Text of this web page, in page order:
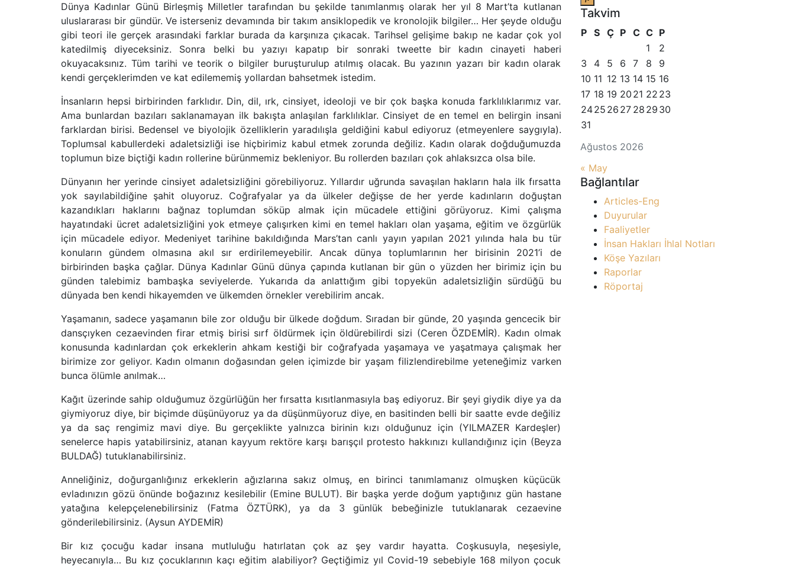
Dünya Kadınlar Günü Birleşmiş Milletler tarafından bu şekilde tanımlanmış olarak her yıl 8 Mart’ta kutlanan
uluslararası bir gündür. Ve isterseniz devamında bir takım ansiklopedik ve kronolojik bilgiler… Her şeyde olduğu
gibi teori ile gerçek arasındaki farklar burada da karşınıza çıkacak. Tarihsel gelişime bakıp ne kadar çok yol
katedilmiş diyeceksiniz. Sonra belki bu yazıyı kapatıp bir sonraki tweette bir kadın cinayeti haberi
okuyacaksınız. Tüm tarihi ve teorik o bilgiler buruşturulup atılmış olacak. Bu yazının yazarı bir kadın olarak
kendi gerçeklerimden ve kat edilememiş yollardan bahsetmek istedim.
İnsanların hepsi birbirinden farklıdır. Din, dil, ırk, cinsiyet, ideoloji ve bir çok başka konuda farklılıklarımız var.
Ama bunlardan bazıları saklanamayan ilk bakışta anlaşılan farklılıklar. Cinsiyet de en temel en belirgin insani
farklardan birisi. Bedensel ve biyolojik özelliklerin yaradılışla geldiğini kabul ediyoruz (etmeyenlere saygıyla).
Toplumsal kabullerdeki adaletsizliği ise hiçbirimiz kabul etmek zorunda değiliz. Kadın olarak doğduğumuzda
toplumun bize biçtiği kadın rollerine bürünmemiz bekleniyor. Bu rollerden bazıları çok ahlaksızca olsa bile.
Dünyanın her yerinde cinsiyet adaletsizliğini görebiliyoruz. Yıllardır uğrunda savaşılan hakların hala ilk fırsatta
yok sayılabildiğine şahit oluyoruz. Coğrafyalar ya da ülkeler değişse de her yerde kadınların doğuştan
kazandıkları haklarını bağnaz toplumdan söküp almak için mücadele ettiğini görüyoruz. Kimi çalışma
hayatındaki ücret adaletsizliğini yok etmeye çalışırken kimi en temel hakları olan yaşama, eğitim ve özgürlük
için mücadele ediyor. Medeniyet tarihine bakıldığında Mars’tan canlı yayın yapılan 2021 yılında hala bu tür
konuların gündem olmasına akıl sır erdirilemeyebilir. Ancak dünya toplumlarının her birisinin 2021’i de
birbirinden başka çağlar. Dünya Kadınlar Günü dünya çapında kutlanan bir gün o yüzden her birimiz için bu
günden talebimiz bambaşka seviyelerde. Yukarıda da anlattığım gibi topyekün adaletsizliğin sürdüğü bu
dünyada ben kendi hikayemden ve ülkemden örnekler verebilirim ancak.
Yaşamanın, sadece yaşamanın bile zor olduğu bir ülkede doğdum. Sıradan bir günde, 20 yaşında gencecik bir
dansçıyken cezaevinden firar etmiş birisi sırf öldürmek için öldürebilirdi sizi (Ceren ÖZDEMİR). Kadın olmak
konusunda kadınlardan çok erkeklerin ahkam kestiği bir coğrafyada yaşamaya ve yaşatmaya çalışmak her
birimize zor geliyor. Kadın olmanın doğasından gelen içimizde bir yaşam filizlendirebilme yeteneğimiz varken
bunca ölümle anılmak…
Kağıt üzerinde sahip olduğumuz özgürlüğün her fırsatta kısıtlanmasıyla baş ediyoruz. Bir şeyi giydik diye ya da
giymiyoruz diye, bir biçimde düşünüyoruz ya da düşünmüyoruz diye, en basitinden belli bir saatte evde değiliz
ya da saç rengimiz mavi diye. Bu gerçeklikte yalnızca birinin kızı olduğunuz için (YILMAZER Kardeşler)
senelerce hapis yatabilirsiniz, atanan kayyum rektöre karşı barışçıl protesto hakkınızı kullandığınız için (Beyza
BULDAĞ) tutuklanabilirsiniz.
Anneliğiniz, doğurganlığınız erkeklerin ağızlarına sakız olmuş, en birinci tanımlamanız olmuşken küçücük
evladınızın gözü önünde boğazınız kesilebilir (Emine BULUT). Bir başka yerde doğum yaptığınız gün hastane
yatağına kelepçelenebilirsiniz (Fatma ÖZTÜRK), ya da 3 günlük bebeğinizle tutuklanarak cezaevine
gönderilebilirsiniz. (Aysun AYDEMİR)
Bir kız çocuğu kadar insana mutluluğu hatırlatan çok az şey vardır hayatta. Coşkusuyla, neşesiyle,
heyecanıyla… Bu kız çocuklarının kaçı eğitim alabiliyor? Geçtiğimiz yıl Covid-19 sebebiyle 168 milyon çocuk
Takvim
Ağustos 2026
P S Ç P C C P
1
2
3
4 5 6 7 8
9
10 11 12 13 14 15 16
17 18 19 20 21 22 23
2425 26 27 28 29 30
31
« May
Bağlantılar
Articles-Eng
Duyurular
Faaliyetler
İnsan Hakları İhlal Notları
Köşe Yazıları
Raporlar
Röportaj